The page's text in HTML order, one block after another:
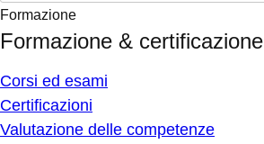
Formazione
Formazione & certificazione
Corsi ed esami
Certificazioni
Valutazione delle competenze